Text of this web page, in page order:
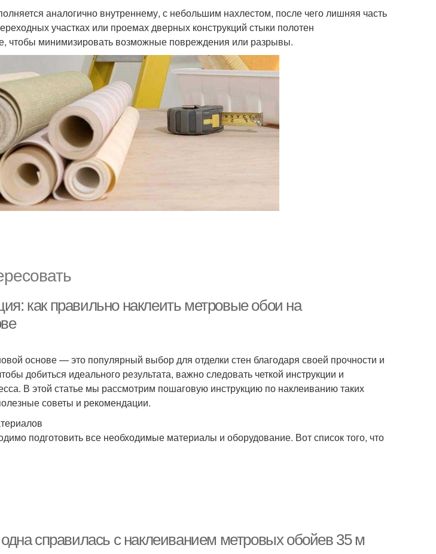
аналогично внутреннему, с небольшим нахлестом, после чего лишняя часть
участках или проемах дверных конструкций стыки полотен
чтобы минимизировать возможные повреждения или разрывы.
как правильно наклеить метровые обои на
основе — это популярный выбор для отделки стен благодаря своей прочности и
добиться идеального результата, важно следовать четкой инструкции и
В этой статье мы рассмотрим пошаговую инструкцию по наклеиванию таких
советы и рекомендации.
подготовить все необходимые материалы и оборудование. Вот список того, что
одна справилась с наклеиванием метровых обойев 35 м